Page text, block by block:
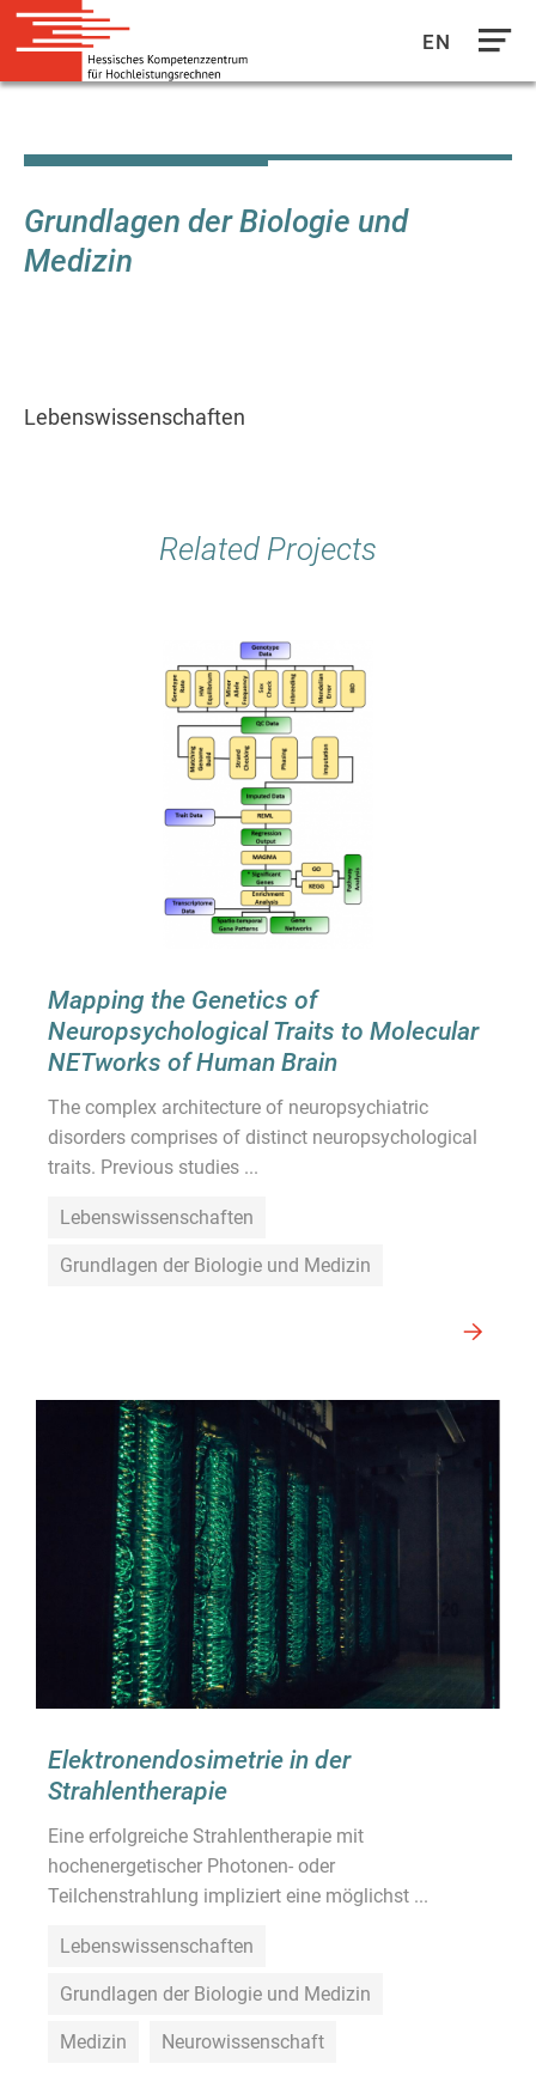
Inhalt
EN
Grundlagen der Biologie und
Medizin
Lebenswissenschaften
Related Projects
Mapping the Genetics of
Neuropsychological Traits to Molecular
NETworks of Human Brain
The complex architecture of neuropsychiatric
disorders comprises of distinct neuropsychological
traits. Previous studies ...
Lebenswissenschaften
Grundlagen der Biologie und Medizin
Elektronendosimetrie in der
Strahlentherapie
Eine erfolgreiche Strahlentherapie mit
hochenergetischer Photonen- oder
Teilchenstrahlung impliziert eine möglichst ...
Lebenswissenschaften
Grundlagen der Biologie und Medizin
Medizin Neurowissenschaft